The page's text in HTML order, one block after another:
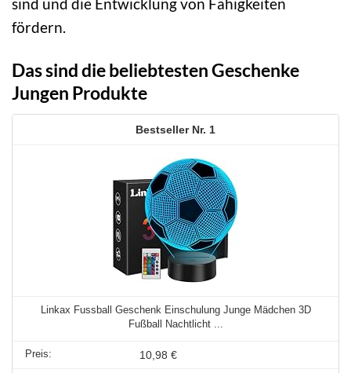
sind und die Entwicklung von Fähigkeiten
fördern.
Das sind die beliebtesten Geschenke
Jungen Produkte
1
Linkax Fussball Geschenk Einschulung Junge Mädchen 3D
Fußball Nachtlicht ...
10,98 €